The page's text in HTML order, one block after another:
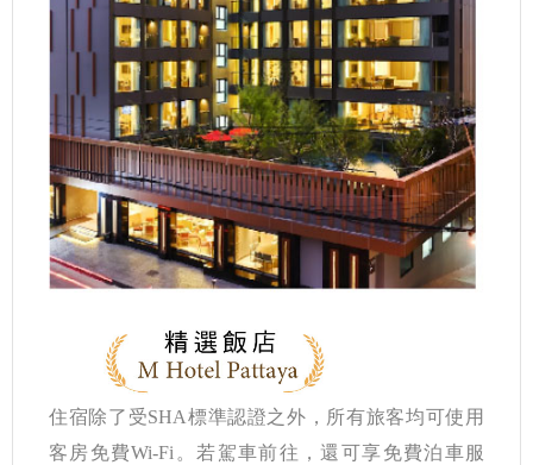
住宿除了受SHA標準認證之外，所有旅客均可使用
客房免費Wi-Fi。若駕車前往，還可享免費泊車服